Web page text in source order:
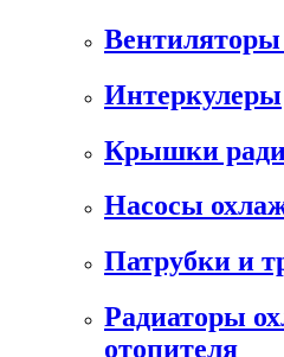
Интеркулеры
Крышки
Насосы
Патрубки и
Радиаторы
отопителя